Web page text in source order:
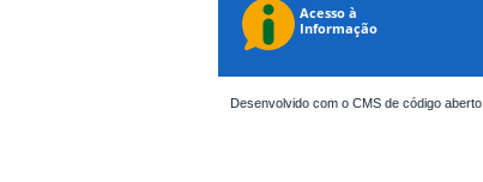
Desenvolvido com o CMS de código aberto